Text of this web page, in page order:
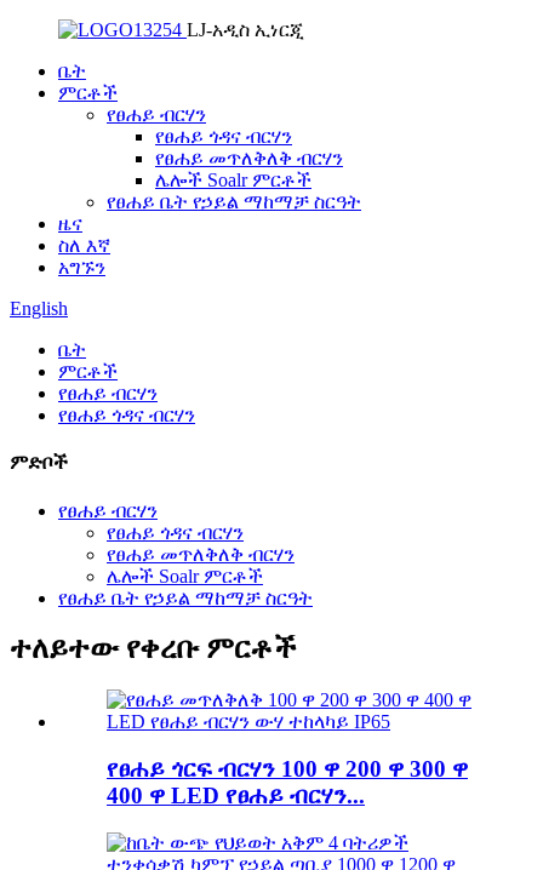
LJ-አዲስ ኢነርጂ
ቤት
ምርቶች
የፀሐይ ብርሃን
የፀሐይ ጎዳና ብርሃን
የፀሐይ መጥለቅለቅ ብርሃን
ሌሎች Soalr ምርቶች
የፀሐይ ቤት የኃይል ማከማቻ ስርዓት
ዜና
ስለ እኛ
አግኙን
English
ቤት
ምርቶች
የፀሐይ ብርሃን
የፀሐይ ጎዳና ብርሃን
ምድቦች
የፀሐይ ብርሃን
የፀሐይ ጎዳና ብርሃን
የፀሐይ መጥለቅለቅ ብርሃን
ሌሎች Soalr ምርቶች
የፀሐይ ቤት የኃይል ማከማቻ ስርዓት
ተለይተው የቀረቡ ምርቶች
የፀሐይ ጎርፍ ብርሃን 100 ዋ 200 ዋ 300 ዋ
400 ዋ LED የፀሐይ ብርሃን...